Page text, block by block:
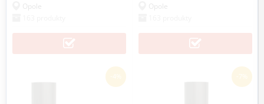
Opole
Opole
-4%